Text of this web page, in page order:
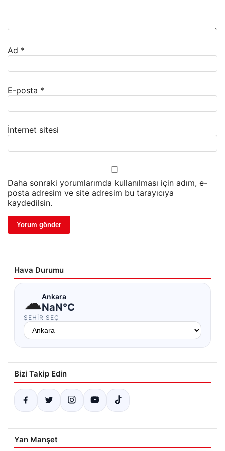
Ad *
E-posta *
İnternet sitesi
Daha sonraki yorumlarımda kullanılması için adım, e-
posta adresim ve site adresim bu tarayıcıya
kaydedilsin.
Hava Durumu
☁Ankara
NaN°C
ŞEHIR SEÇ
Bizi Takip Edin
Yan Manşet